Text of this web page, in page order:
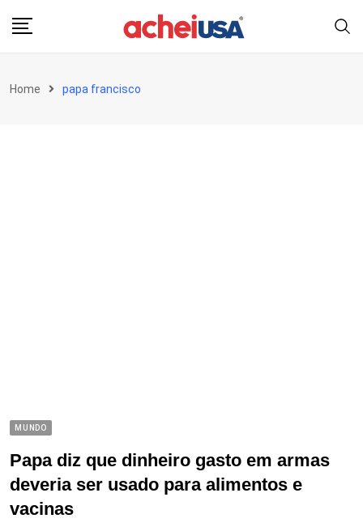
Home papa francisco
MUNDO
Papa diz que dinheiro gasto em armas
deveria ser usado para alimentos e
vacinas